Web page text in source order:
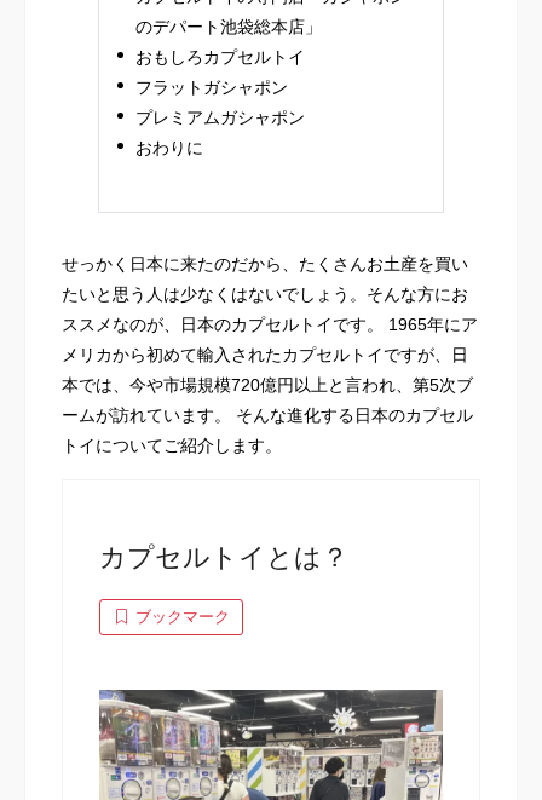
のデパート池袋総本店」
おもしろカプセルトイ
フラットガシャポン
プレミアムガシャポン
おわりに
せっかく日本に来たのだから、たくさんお土産を買い
たいと思う人は少なくはないでしょう。そんな方にお
ススメなのが、日本のカプセルトイです。 1965年にア
メリカから初めて輸入されたカプセルトイですが、日
本では、今や市場規模720億円以上と言われ、第5次ブ
ームが訪れています。 そんな進化する日本のカプセル
トイについてご紹介します。
カプセルトイとは？
ブックマーク